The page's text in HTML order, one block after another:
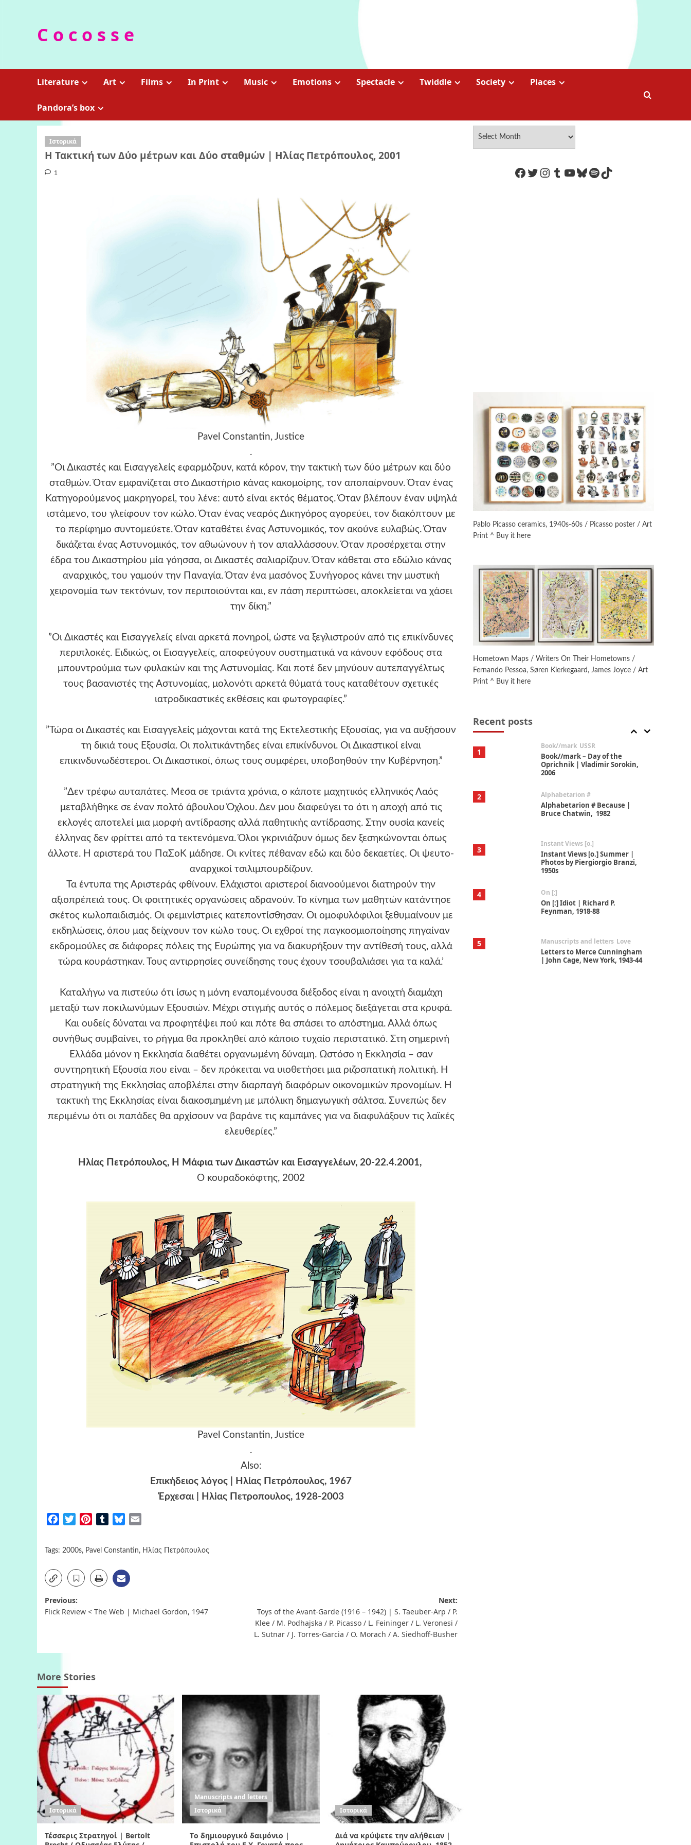
C o c o s s e
Literature Art Films In Print Music Emotions Spectacle Twiddle Society Places
Pandora’s box
Ιστορικά
Η Τακτική των Δύο μέτρων και Δύο σταθμών | Ηλίας Πετρόπουλος, 2001
1
Pavel Constantin, Justice
.
”Οι Δικαστές και Εισαγγελείς εφαρμόζουν, κατά κόρον, την τακτική των δύο μέτρων και δύο
σταθμών. Όταν εμφανίζεται στο Δικαστήριο κάνας κακομοίρης, τον αποπαίρνουν. Όταν ένας
Κατηγορούμενος μακρηγορεί, του λένε: αυτό είναι εκτός θέματος. Όταν βλέπουν έναν υψηλά
ιστάμενο, του γλείφουν τον κώλο. Όταν ένας νεαρός Δικηγόρος αγορεύει, τον διακόπτουν με
το περίφημο συντομεύετε. Όταν καταθέτει ένας Αστυνομικός, τον ακούνε ευλαβώς. Όταν
δικάζεται ένας Αστυνομικός, τον αθωώνουν ή τον απαλλάσσουν. Όταν προσέρχεται στην
έδρα του Δικαστηρίου μία γόησσα, οι Δικαστές σαλιαρίζουν. Όταν κάθεται στο εδώλιο κάνας
αναρχικός, του γαμούν την Παναγία. Όταν ένα μασόνος Συνήγορος κάνει την μυστική
χειρονομία των τεκτόνων, τον περιποιούνται και, εν πάση περιπτώσει, αποκλείεται να χάσει
την δίκη.”
”Οι Δικαστές και Εισαγγελείς είναι αρκετά πονηροί, ώστε να ξεγλιστρούν από τις επικίνδυνες
περιπλοκές. Ειδικώς, οι Εισαγγελείς, αποφεύγουν συστηματικά να κάνουν εφόδους στα
μπουντρούμια των φυλακών και της Αστυνομίας. Και ποτέ δεν μηνύουν αυτεπαγγέλτως
τους βασανιστές της Αστυνομίας, μολονότι αρκετά θύματά τους καταθέτουν σχετικές
ιατροδικαστικές εκθέσεις και φωτογραφίες.”
”Τώρα οι Δικαστές και Εισαγγελείς μάχονται κατά της Εκτελεστικής Εξουσίας, για να αυξήσουν
τη δικιά τους Εξουσία. Οι πολιτικάντηδες είναι επικίνδυνοι. Οι Δικαστικοί είναι
επικινδυνωδέστεροι. Οι Δικαστικοί, όπως τους συμφέρει, υποβοηθούν την Κυβέρνηση.”
”Δεν τρέφω αυταπάτες. Μεσα σε τριάντα χρόνια, ο κάποτε μαχητικός ελληνικός Λαός
μεταβλήθηκε σε έναν πολτό άβουλου Όχλου. Δεν μου διαφεύγει το ότι η αποχή από τις
εκλογές αποτελεί μια μορφή αντίδρασης αλλά παθητικής αντίδρασης. Στην ουσία κανείς
έλληνας δεν φρίττει από τα τεκτενόμενα. Όλοι γκρινιάζουν όμως δεν ξεσηκώνονται όπως
άλλοτε. Η αριστερά του ΠαΣοΚ μάδησε. Οι κνίτες πέθαναν εδώ και δύο δεκαετίες. Οι ψευτο-
αναρχικοί τσιλιμπουρδίζουν.
Τα έντυπα της Αριστεράς φθίνουν. Ελάχιστοι αριστεροί διανοούμενοι διατηρούν την
αξιοπρέπειά τους. Οι φοιτητικές οργανώσεις αδρανούν. Το κίνημα των μαθητών κατάντησε
σκέτος κωλοπαιδισμός. Οι φεμινίστριες κατεποντίσθησαν. Οι ομοφυλόφιλοι ξεθυμαίνουν με
εκδηλώσεις, όπου μας δείχνουν τον κώλο τους. Οι εχθροί της παγκοσμιοποίησης πηγαίναν
εκδρομούλες σε διάφορες πόλεις της Ευρώπης για να διακυρήξουν την αντίθεσή τους, αλλά
τώρα κουράστηκαν. Τους αντιρρησίες συνείδησης τους έχουν τσουβαλιάσει για τα καλά.’
Καταλήγω να πιστεύω ότι ίσως η μόνη εναπομένουσα διέξοδος είναι η ανοιχτή διαμάχη
μεταξύ των ποκιλωνύμων Εξουσιών. Μέχρι στιγμής αυτός ο πόλεμος διεξάγεται στα κρυφά.
Και ουδείς δύναται να προφητέψει πού και πότε θα σπάσει το απόστημα. Αλλά όπως
συνήθως συμβαίνει, το ρήγμα θα προκληθεί από κάποιο τυχαίο περιστατικό. Στη σημερινή
Ελλάδα μόνον η Εκκλησία διαθέτει οργανωμένη δύναμη. Ωστόσο η Εκκλησία – σαν
συντηρητική Εξουσία που είναι – δεν πρόκειται να υιοθετήσει μια ριζοσπατική πολιτική. Η
στρατηγική της Εκκλησίας αποβλέπει στην διαρπαγή διαφόρων οικονομικών προνομίων. Η
τακτική της Εκκλησίας είναι διακοσμημένη με μπόλικη δημαγωγική σάλτσα. Συνεπώς δεν
περιμένω ότι οι παπάδες θα αρχίσουν να βαράνε τις καμπάνες για να διαφυλάξουν τις λαϊκές
ελευθερίες.”
Ηλίας Πετρόπουλος, H Mάφια των Δικαστών και Εισαγγελέων, 20-22.4.2001,
Ο κουραδοκόφτης, 2002
Pavel Constantin, Justice
.
Also:
Επικήδειος λόγος | Ηλίας Πετρόπουλος, 1967
Έρχεσαι | Ηλiας Πετρoπουλος, 1928-2003
FacebookTwitterPinterestTumblrBluesky
Tags: 2000s, Pavel Constantin, Ηλίας Πετρόπουλος
Post
Previous:
Flick Review < The Web | Michael Gordon, 1947
Next:
Toys of the Avant-Garde (1916 – 1942) | S. Taeuber-Arp / P.
Klee / M. Podhajska / P. Picasso / L. Feininger / L. Veronesi /
L. Sutnar / J. Torres-Garcia / O. Morach / A. Siedhoff-Busher
More Stories
Ιστορικά
Τέσσερις Στρατηγοί | Bertolt
Manuscripts and letters
Ιστορικά
Tο δημιουργικό δαιμόνιο |
Ιστορικά
Διά να κρύψετε την αλήθειαν |
https://www.facebook.com/
Twitter
Instagram
Tumblr
YouTube
Bluesky
Spotify
TikTok
Pablo Picasso ceramics, 1940s-60s / Picasso poster / Art
Print ^ Buy it here
Hometown Maps / Writers On Their Hometowns /
Fernando Pessoa, Søren Kierkegaard, James Joyce / Art
Print ^ Buy it here
Recent posts
Instant Views [o.]
Instant Views [o.] Summer |
Photos by Piergiorgio Branzi,
1950s
Feynman, 1918-88
Manuscripts and letters Love
Letters to Merce Cunningham
| John Cage, New York, 1943-44
6
Poems Pop +
Ah! Sunflower | A poem by
William Blake, 1794 + A song by
The Fugs, 1965
1
Book//mark USSR
Book//mark – Day of the
Oprichnik | Vladimir Sorokin,
2006
2 Alphabetarion #
Alphabetarion # Because |
Bruce Chatwin, 1982
3
Instant Views [o.]
Instant Views [o.] Summer |
Photos by Piergiorgio Branzi,
1950s
4 On [:]
On [:] Idiot | Richard P.
Feynman, 1918-88
5 Manuscripts and letters Love
Letters to Merce Cunningham
| John Cage, New York, 1943-44